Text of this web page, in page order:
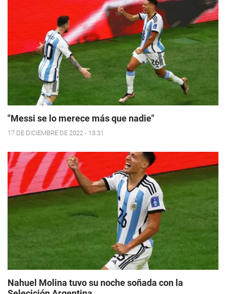
"Messi se lo merece más que nadie"
17 DE DICIEMBRE DE 2022 - 13:31
Nahuel Molina tuvo su noche soñada con la